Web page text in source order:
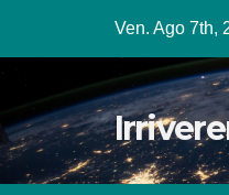
Ven. Ago 7th,